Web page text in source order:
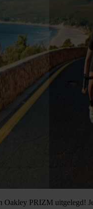
Oakley PRIZM uitgelegd!